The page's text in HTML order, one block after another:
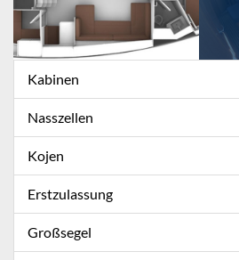
Kabinen
Nasszellen
Kojen
Erstzulassung
Großsegel